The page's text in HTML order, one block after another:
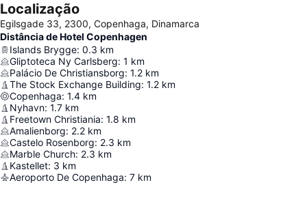
Localização
Egilsgade 33, 2300, Copenhaga, Dinamarca
Distância de Hotel Copenhagen
Islands Brygge: 0.3 km
Gliptoteca Ny Carlsberg: 1 km
Palácio De Christiansborg: 1.2 km
The Stock Exchange Building: 1.2 km
Copenhaga: 1.4 km
Nyhavn: 1.7 km
Freetown Christiania: 1.8 km
Amalienborg: 2.2 km
Castelo Rosenborg: 2.3 km
Marble Church: 2.3 km
Kastellet: 3 km
Aeroporto De Copenhaga: 7 km